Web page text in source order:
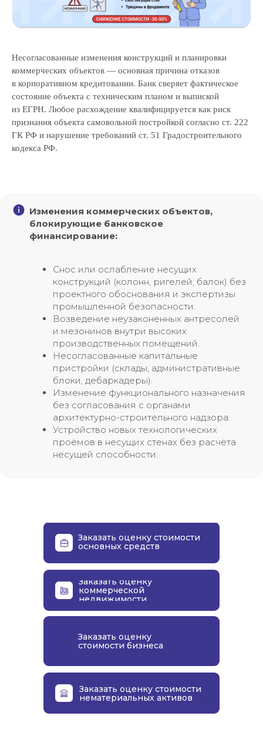
Несогласованные изменения конструкций и планировки
коммерческих объектов — основная причина отказов
в корпоративном кредитовании. Банк сверяет фактическое
состояние объекта с техническим планом и выпиской
из ЕГРН. Любое расхождение квалифицируется как риск
признания объекта самовольной постройкой согласно ст. 222
ГК РФ и нарушение требований ст. 51 Градостроительного
кодекса РФ.
Изменения коммерческих объектов,
блокирующие банковское
финансирование:
Снос или ослабление несущих
конструкций (колонн, ригелей, балок) без
проектного обоснования и экспертизы
промышленной безопасности.
Возведение неузаконенных антресолей
и мезонинов внутри высоких
производственных помещений.
Несогласованные капитальные
пристройки (склады, административные
блоки, дебаркадеры).
Изменение функционального назначения
без согласования с органами
архитектурно-строительного надзора.
Устройство новых технологических
проёмов в несущих стенах без расчёта
несущей способности.
Заказать оценку стоимости
нематериальных активов
Заказать оценку
коммерческой
недвижимости
Заказать оценку
стоимости бизнеса
Заказать оценку стоимости
основных средств
Скидка до 10% на первый
отчет об оценке
Сразу зафиксируем
цену и сроки
Оправим песональное КП
+7
Даю свое согласие наобработку персональных данных
рассылку рекламно-информационных материалов
Поддержка 24/7